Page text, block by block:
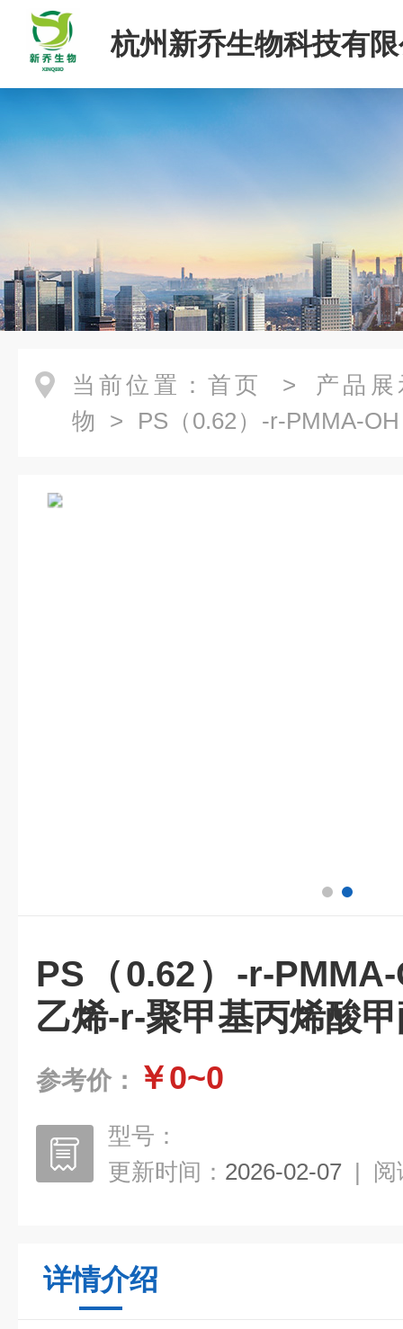
杭州新乔生物科技有
当前位置： 首页 > 产品展
物 > PS（0.62）-r-PMMA-
PS（0.62）-r-
乙烯-r-聚甲基丙烯酸
参考价： ￥0~0
型号：
更新时间： 2026-02-07 | 阅
详情介绍